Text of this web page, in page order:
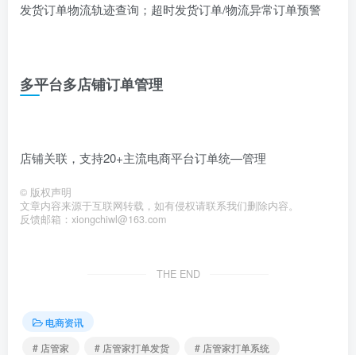
发货订单物流轨迹查询；超时发货订单/物流异常订单预警
多平台多店铺订单管理
店铺关联，支持20+主流电商平台订单统—管理
© 版权声明
文章内容来源于互联网转载，如有侵权请联系我们删除内容。
反馈邮箱：xiongchiwl@163.com
THE END
电商资讯
# 店管家
# 店管家打单发货
# 店管家打单系统